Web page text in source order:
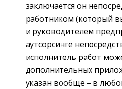
заключается он
работником (который
и руководителем
аутсорсинге
исполнитель работ
дополнительных
указан вообще – в